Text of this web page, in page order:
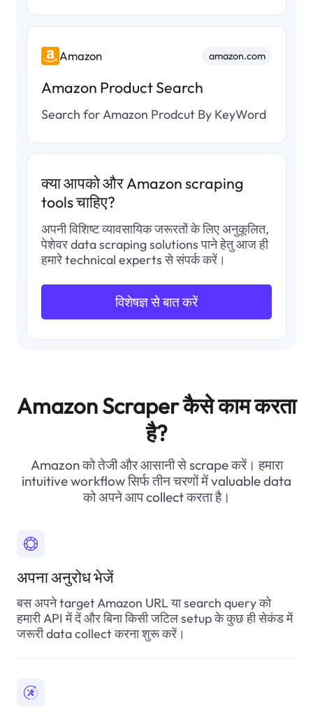
            "title": "Screen Size",
          },
          {
            "title": "Color",
            "description": "Midnight"
          },
            "title": "Hard Disk Size",
            "description": "256 GB"
          {
            "title": "CPU Model",
            "description": "Apple M4"
          },
          {
            "title": "Ram Memory Installed Size",
          },
            "title": "Operating System",
"description": "Fingerprint Reader,
          },
          {
            "title": "Graphics Card Description",
          }
        ]
}
Amazon
Amazon Product Search
Search for Amazon Prodcut By KeyWord
amazon.com
क्या आपको और Amazon scraping
tools चाहिए?
अपनी विशिष्ट व्यावसायिक जरूरतों के लिए अनुकूलित,
पेशेवर data scraping solutions पाने हेतु आज ही
हमारे technical experts से संपर्क करें।
विशेषज्ञ से बात करें
Amazon Scraper कैसे काम करता
है?
Amazon को तेजी और आसानी से scrape करें। हमारा
intuitive workflow सिर्फ तीन चरणों में valuable data
को अपने आप collect करता है।
अपना अनुरोध भेजें
बस अपने target Amazon URL या search query को
हमारी API में दें और बिना किसी जटिल setup के कुछ ही सेकंड में
जरूरी data collect करना शुरू करें।